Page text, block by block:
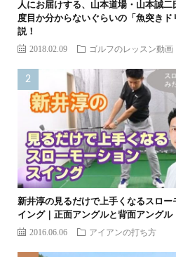
人にお届けする、山本道場・山本誠二
度目か分からないぐらいの「魚突きド
説！
2018.02.09 ゴルフのレッスン動画
新井淳の見るだけで上手くなるスロー
イング｜正面アングルと背面アングル
2016.06.06 アイアンの打ち方